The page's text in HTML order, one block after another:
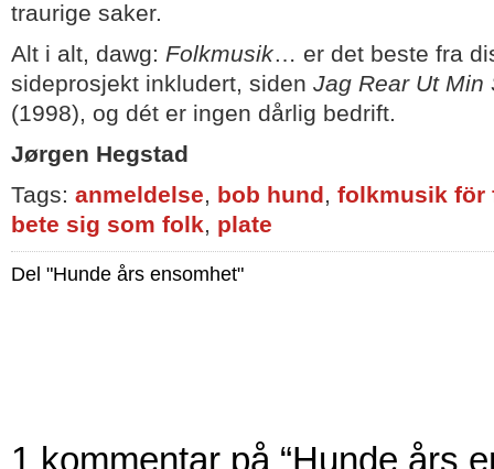
traurige saker.
Alt i alt, dawg: Folkmusik… er det beste fra
sideprosjekt inkludert, siden Jag Rear Ut Min
(1998), og dét er ingen dårlig bedrift.
Jørgen Hegstad
Tags: anmeldelse, bob hund, folkmusik för
bete sig som folk, plate
Del "Hunde års ensomhet"
1 kommentar på “Hunde års